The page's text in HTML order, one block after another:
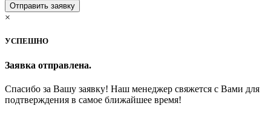
Отправить заявку
×
УСПЕШНО
Заявка отправлена.
Спасибо за Вашу заявку! Наш менеджер свяжется с Вами для
подтверждения в самое ближайшее время!